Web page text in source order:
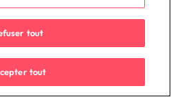
tout
tout